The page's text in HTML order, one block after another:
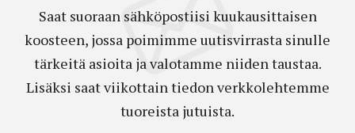
Saat suoraan sähköpostiisi kuukausittaisen
koosteen, jossa poimimme uutisvirrasta sinulle
tärkeitä asioita ja valotamme niiden taustaa.
Lisäksi saat viikottain tiedon verkkolehtemme
tuoreista jutuista.